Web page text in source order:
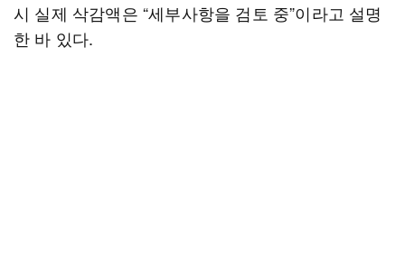
시 실제 삭감액은 “세부사항을 검토 중”이라고 설명
한 바 있다.